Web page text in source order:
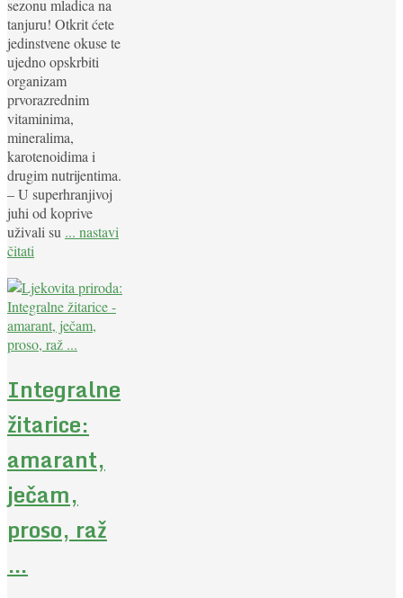
sezonu mladica na
tanjuru! Otkrit ćete
jedinstvene okuse te
ujedno opskrbiti
organizam
prvorazrednim
vitaminima,
mineralima,
karotenoidima i
drugim nutrijentima.
– U superhranjivoj
juhi od koprive
uživali su ... nastavi
čitati
Integralne
žitarice:
amarant,
ječam,
proso, raž
…